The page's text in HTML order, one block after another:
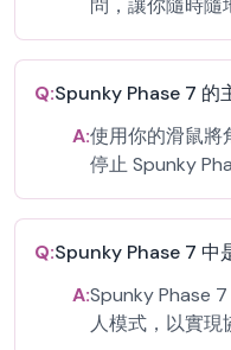
問，讓你隨時隨
Q:Spunky Phase 7 的
A:使用你的滑鼠將
停止 Spunky
Q:Spunky Phase 7 中
A:Spunky Phase
人模式，以實現